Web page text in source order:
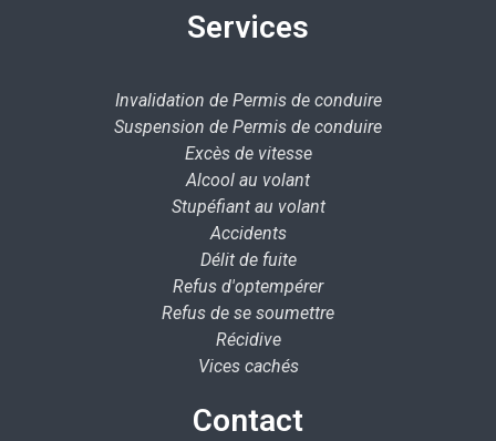
Services
Invalidation de Permis de conduire
Suspension de Permis de conduire
Excès de vitesse
Alcool au volant
Stupéfiant au volant
Accidents
Délit de fuite
Refus d'optempérer
Refus de se soumettre
Récidive
Vices cachés
Contact